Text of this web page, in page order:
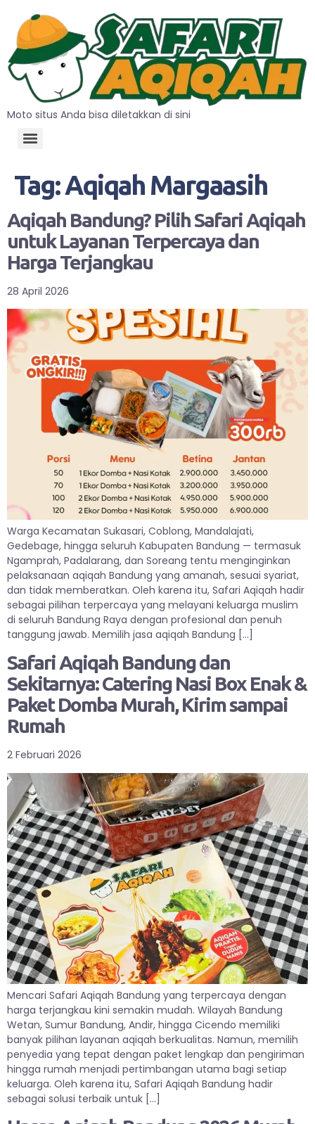
Moto situs Anda bisa diletakkan di sini
Tag:Aqiqah Margaasih
Aqiqah Bandung? Pilih Safari Aqiqah
untuk Layanan Terpercaya dan
Harga Terjangkau
28 April 2026
Warga Kecamatan Sukasari, Coblong, Mandalajati,
Gedebage, hingga seluruh Kabupaten Bandung — termasuk
Ngamprah, Padalarang, dan Soreang tentu menginginkan
pelaksanaan aqiqah Bandung yang amanah, sesuai syariat,
dan tidak memberatkan. Oleh karena itu, Safari Aqiqah hadir
sebagai pilihan terpercaya yang melayani keluarga muslim
di seluruh Bandung Raya dengan profesional dan penuh
tanggung jawab. Memilih jasa aqiqah Bandung […]
Safari Aqiqah Bandung dan
Sekitarnya: Catering Nasi Box Enak &
Paket Domba Murah, Kirim sampai
Rumah
2 Februari 2026
Mencari Safari Aqiqah Bandung yang terpercaya dengan
harga terjangkau kini semakin mudah. Wilayah Bandung
Wetan, Sumur Bandung, Andir, hingga Cicendo memiliki
banyak pilihan layanan aqiqah berkualitas. Namun, memilih
penyedia yang tepat dengan paket lengkap dan pengiriman
hingga rumah menjadi pertimbangan utama bagi setiap
keluarga. Oleh karena itu, Safari Aqiqah Bandung hadir
sebagai solusi terbaik untuk […]